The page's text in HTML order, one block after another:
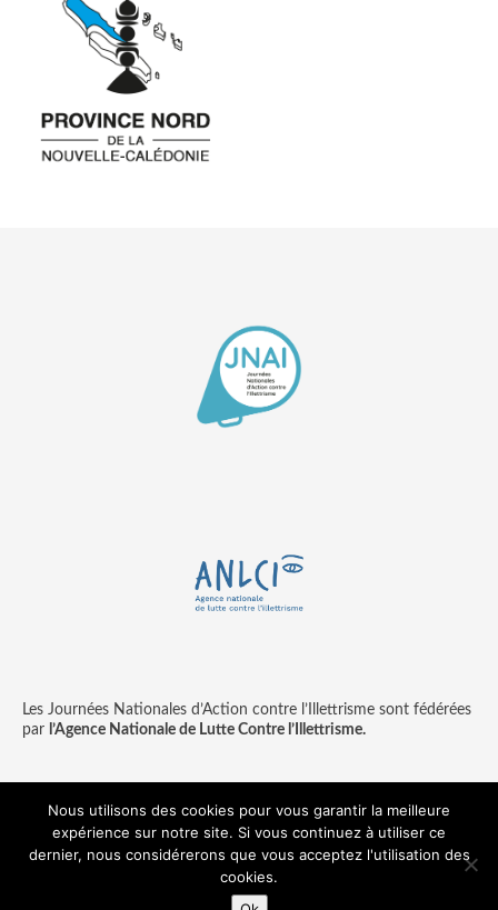
Les Journées Nationales d’Action contre l’Illettrisme sont fédérées
par l’Agence Nationale de Lutte Contre l’Illettrisme.
Contact
Mentions légales
© copyright ANLCI 2018
Nous utilisons des cookies pour vous garantir la meilleure
expérience sur notre site. Si vous continuez à utiliser ce
dernier, nous considérerons que vous acceptez l'utilisation des
cookies.